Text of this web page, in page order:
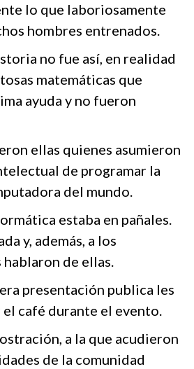
lo que laboriosamente
hombres entrenados.
no fue así, en realidad
matemáticas que
ayuda y no fueron
ellas quienes asumieron
de programar la
del mundo.
estaba en pañales.
y, además, a los
de ellas.
presentación publica les
café durante el evento.
a la que acudieron
de la comunidad